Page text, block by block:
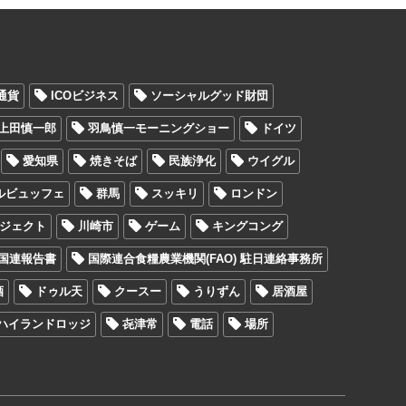
貨 ICOビジネス ソーシャルグッド財団
田慎一郎 羽鳥慎一モーニングショー ドイツ
愛知県 焼きそば 民族浄化 ウイグル
ビュッフェ 群馬 スッキリ ロンドン
ェクト 川崎市 ゲーム キングコング
連報告書 国際連合食糧農業機関(FAO) 駐日連絡事務所
ドゥル天 クースー うりずん 居酒屋
イランドロッジ 㐂津常 電話 場所